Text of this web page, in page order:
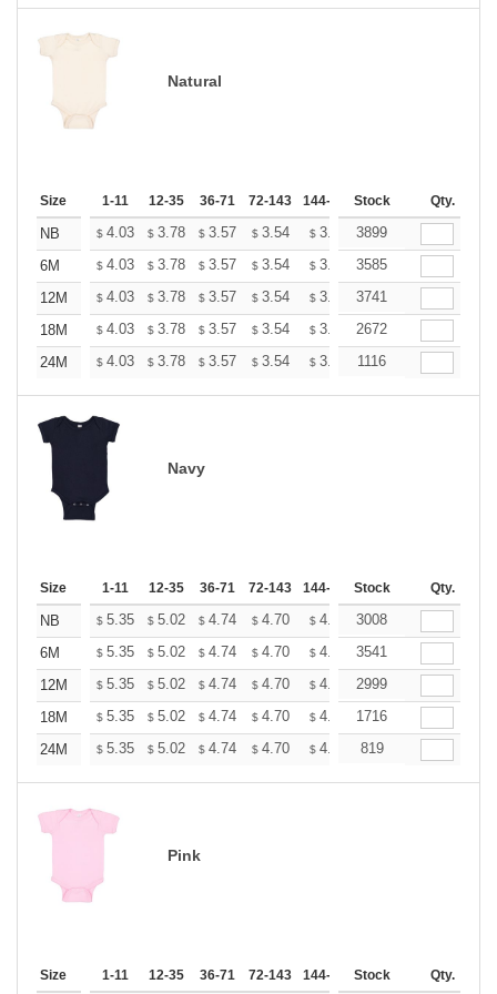
Natural
Size 1-11 12-35 36-71 72-143 144-287 288 + More
Stock Qty.
NB $ 4.03 $ 3.78 $ 3.57 $ 3.54 $ 3.48 $3.45
3899
6M
$ 4.03 $ 3.78 $ 3.57 $ 3.54 $ 3.48 $3.45
3585
12M
$ 4.03 $ 3.78 $ 3.57 $ 3.54 $ 3.48 $3.45
3741
18M
$ 4.03 $ 3.78 $ 3.57 $ 3.54 $ 3.48 $3.45
2672
24M
$ 4.03 $ 3.78 $ 3.57 $ 3.54 $ 3.48 $3.45
1116
Navy
Size 1-11 12-35 36-71 72-143 144-287 288 + More
Stock Qty.
NB $ 5.35 $ 5.02 $ 4.74 $ 4.70 $ 4.62 $4.58
3008
6M
$ 5.35 $ 5.02 $ 4.74 $ 4.70 $ 4.62 $4.58
3541
12M
$ 5.35 $ 5.02 $ 4.74 $ 4.70 $ 4.62 $4.58
2999
18M
$ 5.35 $ 5.02 $ 4.74 $ 4.70 $ 4.62 $4.58
1716
24M
$ 5.35 $ 5.02 $ 4.74 $ 4.70 $ 4.62 $4.58
819
Pink
Size 1-11 12-35 36-71 72-143 144-287 288 + More
Stock Qty.